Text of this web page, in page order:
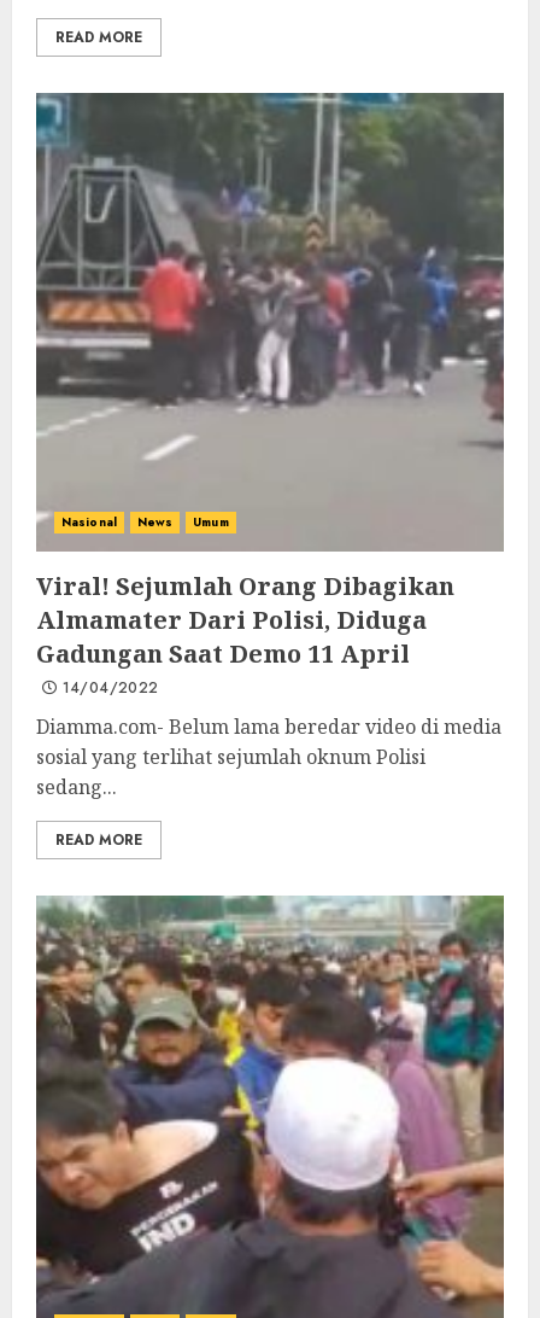
READ MORE
Nasional News Umum
Viral! Sejumlah Orang Dibagikan
Almamater Dari Polisi, Diduga
Gadungan Saat Demo 11 April
14/04/2022
Diamma.com- Belum lama beredar video di media
sosial yang terlihat sejumlah oknum Polisi
sedang...
READ MORE